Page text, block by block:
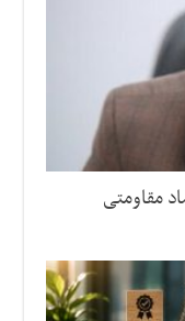
مقاومتی